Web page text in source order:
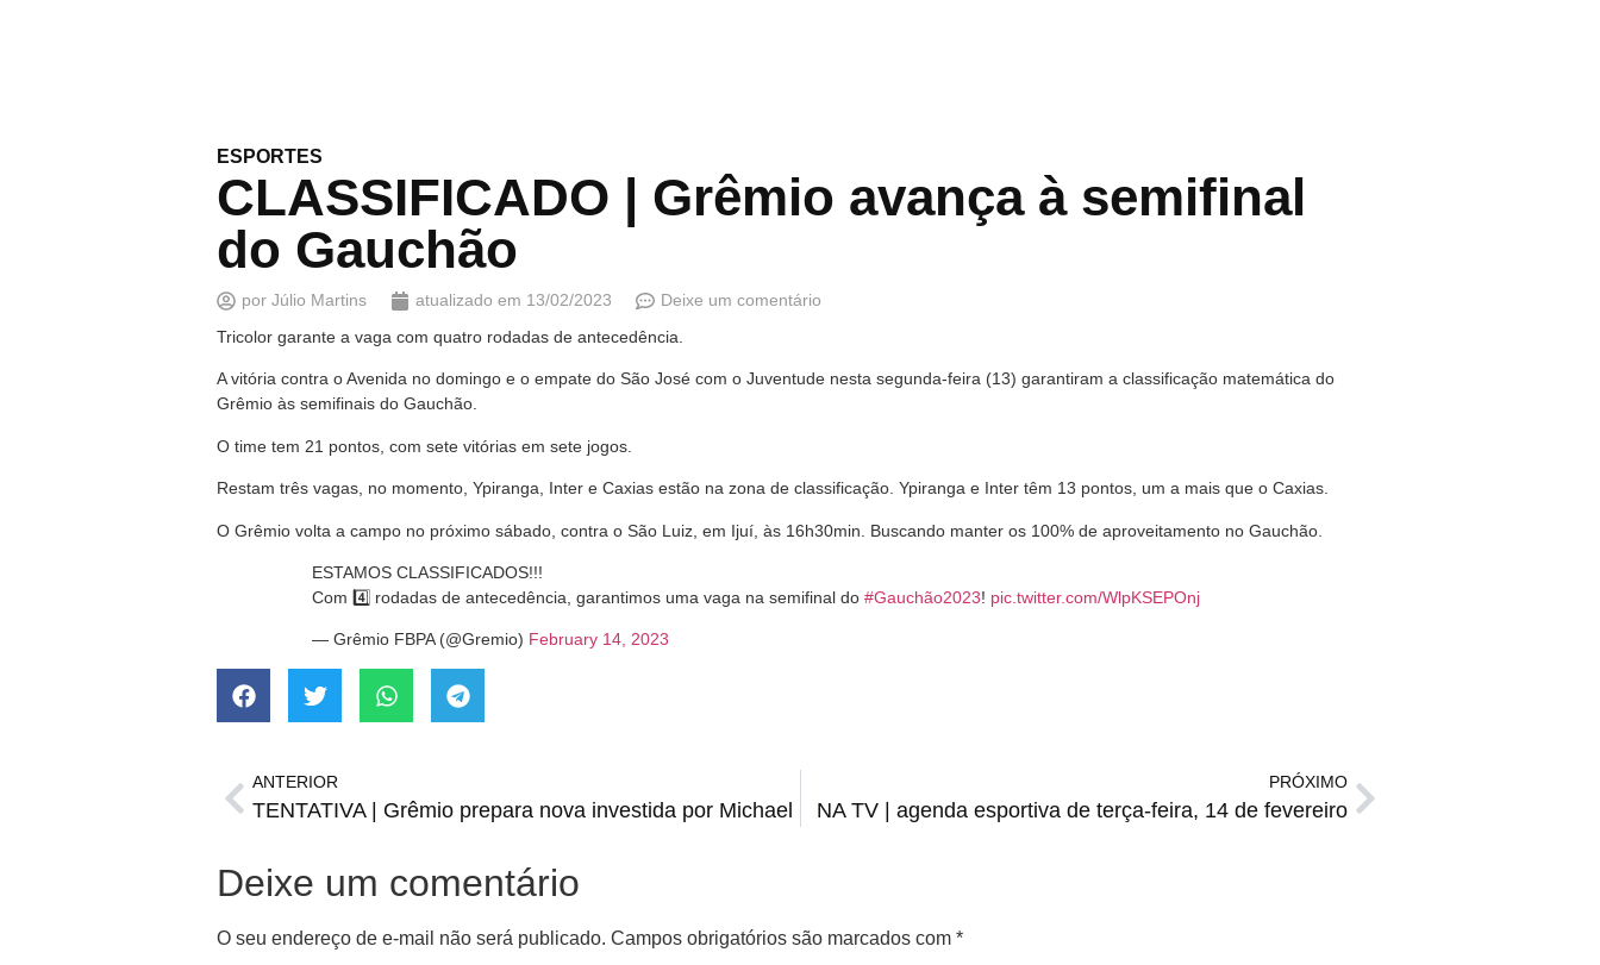
ESPORTES
CLASSIFICADO | Grêmio avança à semifinal
do Gauchão
por Júlio Martins atualizado em 13/02/2023
Deixe um comentário
Tricolor garante a vaga com quatro rodadas de antecedência.
A vitória contra o Avenida no domingo e o empate do São José com o Juventude nesta segunda-feira (13) garantiram a classificação matemática do
Grêmio às semifinais do Gauchão.
O time tem 21 pontos, com sete vitórias em sete jogos.
Restam três vagas, no momento, Ypiranga, Inter e Caxias estão na zona de classificação. Ypiranga e Inter têm 13 pontos, um a mais que o Caxias.
O Grêmio volta a campo no próximo sábado, contra o São Luiz, em Ijuí, às 16h30min. Buscando manter os 100% de aproveitamento no Gauchão.
ESTAMOS CLASSIFICADOS!!!
Com 4️⃣ rodadas de antecedência, garantimos uma vaga na semifinal do #Gauchão2023! pic.twitter.com/WlpKSEPOnj
— Grêmio FBPA (@Gremio) February 14, 2023
ANTERIOR
TENTATIVA | Grêmio prepara nova investida por Michael
PRÓXIMO
NA TV | agenda esportiva de terça-feira, 14 de fevereiro
Deixe um comentário
O seu endereço de e-mail não será publicado. Campos obrigatórios são marcados com *